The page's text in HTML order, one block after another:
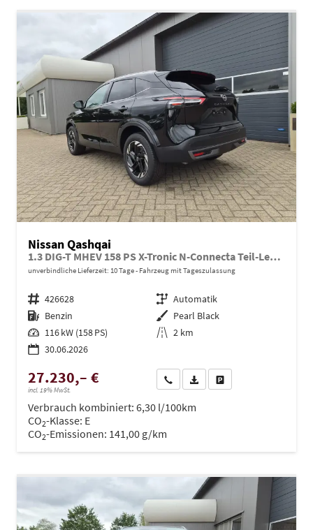
Nissan Qashqai
1.3 DIG-T MHEV 158 PS X-Tronic N-Connecta Teil-Leder PanoGlasdach Klimaautomatik Sitzheizung Lenkradheizung Navi ACC PDC v+h 360°Kamera DAB Bluetooth Touchscreen Apple CarPlay Android Auto 18"LM
unverbindliche Lieferzeit: 10 Tage Fahrzeug mit Tageszulassung
Fahrzeugnr. 426628 Getriebe Automatik
Kraftstoff Benzin Außenfarbe Pearl Black
Leistung 116 kW (158 PS) Kilometerstand 2 km
30.06.2026
27.230,– €
incl. 19% MwSt.
Wir rufen Sie anPDF-Datei, Fahrzeugexposé
Verbrauch kombiniert: 6,30 l/100km
CO2-Klasse: E
CO2-Emissionen: 141,00 g/km